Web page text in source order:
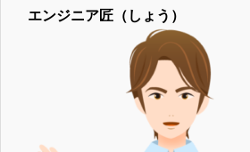
エンジニア匠（しょう）